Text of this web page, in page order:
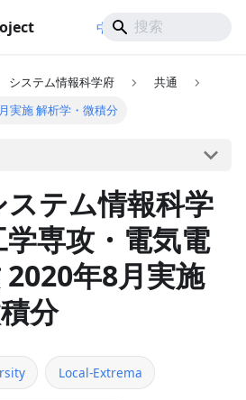
中文/ 日本語
システム情報科学府
共通
実施 解析学・微積分
テム情報科学
専攻・電気電
年8月実施
分
Local-Extrema